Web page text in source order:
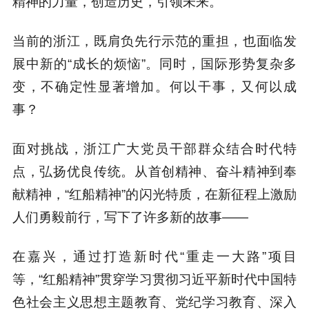
当前的浙江，既肩负先行示范的重担，也面临发
展中新的“成长的烦恼”。同时，国际形势复杂多
变，不确定性显著增加。何以干事，又何以成
事？
面对挑战，浙江广大党员干部群众结合时代特
点，弘扬优良传统。从首创精神、奋斗精神到奉
献精神，“红船精神”的闪光特质，在新征程上激励
人们勇毅前行，写下了许多新的故事——
在嘉兴，通过打造新时代“重走一大路”项目
等，“红船精神”贯穿学习贯彻习近平新时代中国特
色社会主义思想主题教育、党纪学习教育、深入